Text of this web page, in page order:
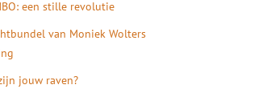
een stille revolutie
van Moniek Wolters
jouw raven?